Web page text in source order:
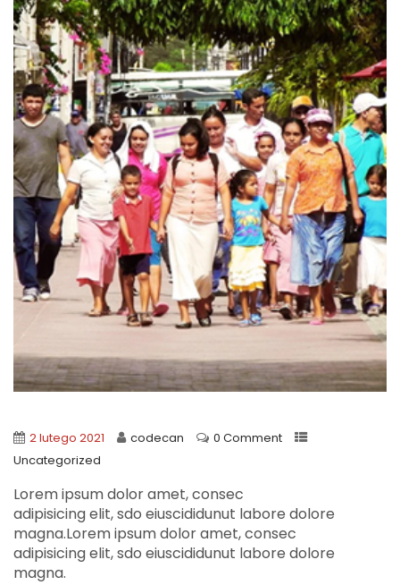
2 lutego 2021 codecan
0 Comment
Uncategorized
Lorem ipsum dolor amet, consec
adipisicing elit, sdo eiuscididunut labore dolore
magna.Lorem ipsum dolor amet, consec
adipisicing elit, sdo eiuscididunut labore dolore
magna.